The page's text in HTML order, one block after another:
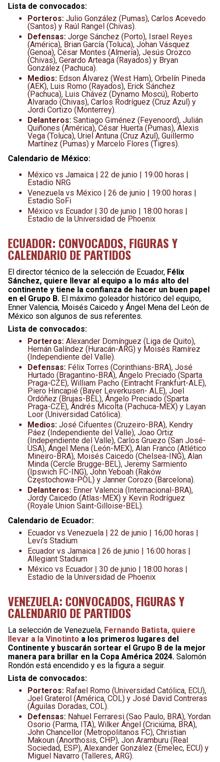
Lista de convocados:
Porteros: Julio González (Pumas), Carlos Acevedo
(Santos) y Raúl Rangel (Chivas).
Defensas: Jorge Sánchez (Porto), Israel Reyes
(América), Brian García (Toluca), Johan Vásquez
(Genoa), César Montes (Almería), Jesús Orozco
(Chivas), Gerardo Arteaga (Rayados) y Bryan
González (Pachuca).
Medios: Edson Álvarez (West Ham), Orbelín Pineda
(AEK), Luis Romo (Rayados), Erick Sánchez
(Pachuca), Luis Chávez (Dynamo Moscú), Roberto
Alvarado (Chivas), Carlos Rodríguez (Cruz Azul) y
Jordi Cortizo (Monterrey).
Delanteros: Santiago Giménez (Feyenoord), Julián
Quiñones (América), César Huerta (Pumas), Alexis
Vega (Toluca), Uriel Antuna (Cruz Azul), Guillermo
Martínez (Pumas) y Marcelo Flores (Tigres).
Calendario de México:
México vs Jamaica | 22 de junio | 19:00 horas |
Estadio NRG
Venezuela vs México | 26 de junio | 19:00 horas |
Estadio SoFi
México vs Ecuador | 30 de junio | 18:00 horas |
Estadio de la Universidad de Phoenix
ECUADOR: CONVOCADOS, FIGURAS Y
CALENDARIO DE PARTIDOS
El director técnico de la selección de Ecuador, Félix
Sánchez, quiere llevar al equipo a lo más alto del
continente y tiene la confianza de hacer un buen papel
en el Grupo B. El máximo goleador histórico del equipo,
Enner Valencia, Moisés Caicedo y Ángel Mena del León de
México son algunos de sus referentes.
Lista de convocados:
Porteros: Alexander Domínguez (Liga de Quito),
Hernán Galíndez (Huracán-ARG) y Moisés Ramírez
(Independiente del Valle).
Defensas: Félix Torres (Corinthians-BRA), José
Hurtado (Bragantino-BRA), Ángelo Preciado (Sparta
Praga-CZE), William Pacho (Eintracht Frankfurt-ALE),
Piero Hincapié (Bayer Leverkusen- ALE), Joel
Ordóñez (Brujas-BEL), Ángelo Preciado (Sparta
Praga-CZE), Andrés Micolta (Pachuca-MEX) y Layan
Loor (Universidad Católica).
Medios: José Cifuentes (Cruzeiro-BRA), Kendry
Páez (Independiente del Valle), Joao Ortiz
(Independiente del Valle), Carlos Gruezo (San José-
USA), Ángel Mena (León-MEX), Alan Franco (Atlético
Mineiro-BRA), Moisés Caicedo (Chelsea-ING), Alan
Minda (Cercle Brugge-BEL), Jeremy Sarmiento
(Ipswich FC-ING), John Yeboah (Raków
Częstochowa-POL) y Janner Corozo (Barcelona).
Delanteros: Enner Valencia (Internacional-BRA),
Jordy Caicedo (Atlas-MEX) y Kevin Rodríguez
(Royale Union Saint-Gilloise-BEL).
Calendario de Ecuador:
Ecuador vs Venezuela | 22 de junio | 16;00 horas |
Levi’s Stadium
Ecuador vs Jamaica | 26 de junio | 16:00 horas |
Allegiant Stadium
México vs Ecuador | 30 de junio | 18:00 horas |
Estadio de la Universidad de Phoenix
VENEZUELA: CONVOCADOS, FIGURAS Y
CALENDARIO DE PARTIDOS
La selección de Venezuela, Fernando Batista, quiere
llevar a la Vinotinto a los primeros lugares del
Continente y buscarán sortear el Grupo B de la mejor
manera para brillar en la Copa América 2024. Salomón
Rondón está encendido y es la figura a seguir.
Lista de convocados:
Porteros: Rafael Romo (Universidad Católica, ECU),
Joel Graterol (América, COL) y José David Contreras
(Águilas Doradas, COL).
Defensas: Nahuel Ferraresi (Sao Paulo, BRA), Yordan
Osorio (Parma, ITA), Wilker Ángel (Criciúma, BRA),
John Chancellor (Metropolitanos FC), Christian
Makoun (Anorthosis, CHP), Jon Aramburu (Real
Sociedad, ESP), Alexander González (Emelec, ECU) y
Miguel Navarro (Talleres, ARG).